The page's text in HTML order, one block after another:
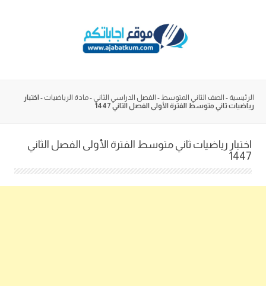
الرئيسية - الصف الثاني المتوسط - الفصل الدراسي الثاني -مادة الرياضيات - اختبار
رياضيات ثاني متوسط الفترة الأولى الفصل الثاني 1447
اختبار رياضيات ثاني متوسط الفترة الأولى الفصل الثاني
1447